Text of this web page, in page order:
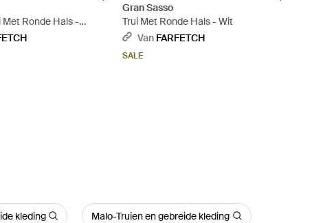
Met Ronde Hals -
Gran Sasso
Trui Met Ronde Hals - Wit
Van FARFETCH
SALE
kleding Malo-Truien en gebreide kleding